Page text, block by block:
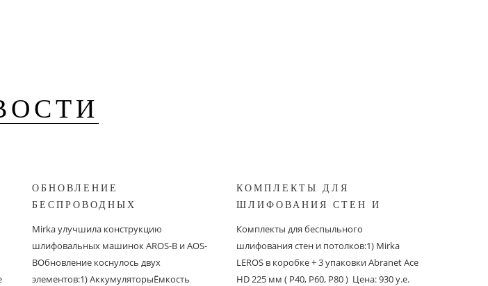
ОБНОВЛЕНИЕ
БЕСПРОВОДНЫХ
Mirka улучшила конструкцию
шлифовальных машинок AROS-B и AOS-
BОбновление коснулось двух
элементов:1) АккумуляторыЁмкость
КОМПЛЕКТЫ ДЛЯ
ШЛИФОВАНИЯ СТЕН И
Комплекты для беспыльного
шлифования стен и потолков:1) Mirka
LEROS в коробке + 3 упаковки Abranet Ace
HD 225 мм ( P40, P60, P80 ) Цена: 930 у.е.